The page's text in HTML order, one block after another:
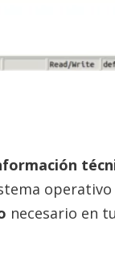
operativo
necesario en